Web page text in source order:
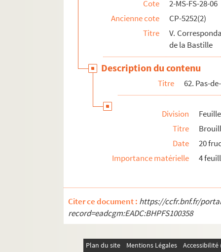
Cote
2-MS-FS-28-06
Ancienne cote
CP-5252(2)
Titre
V.
de la Bastille
Description du contenu
Titre 62. Pas-
Division
Titre
Date
20
Importance matérielle
4
Citer ce document : https://ccfr.bnf.fr/
record=eadcgm:EADC:BHPFS100358
Plan du site Mentions Légales